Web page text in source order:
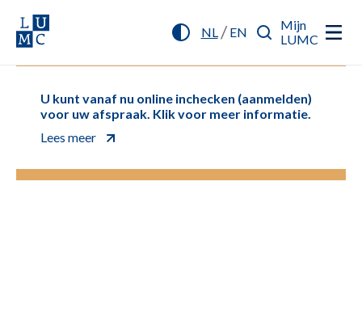
NL/ EN
Mijn
LUMC
U kunt vanaf nu online inchecken (aanmelden)
voor uw afspraak. Klik voor meer informatie.
Lees meer